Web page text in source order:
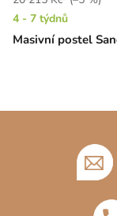
Masivní postel
4 - 7 týdnů